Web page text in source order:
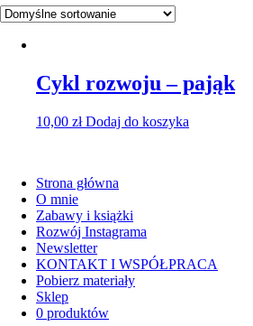
Cykl rozwoju – pająk
10,00 zł Dodaj do koszyka
Strona główna
O mnie
Zabawy i książki
Rozwój Instagrama
Newsletter
KONTAKT I WSPÓŁPRACA
Pobierz materiały
Sklep
0 produktów